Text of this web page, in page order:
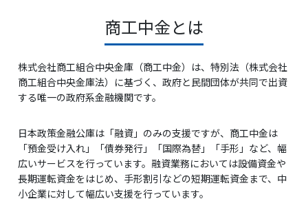
商工中金とは
株式会社商工組合中央金庫（商工中金）は、特別法（株式会社
商工組合中央金庫法）に基づく、政府と民間団体が共同で出資
する唯一の政府系金融機関です。
日本政策金融公庫は「融資」のみの支援ですが、商工中金は
「預金受け入れ」「債券発行」「国際為替」「手形」など、幅
広いサービスを行っています。融資業務においては設備資金や
長期運転資金をはじめ、手形割引などの短期運転資金まで、中
小企業に対して幅広い支援を行っています。